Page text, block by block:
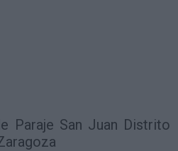
Paraje San Juan Distrito